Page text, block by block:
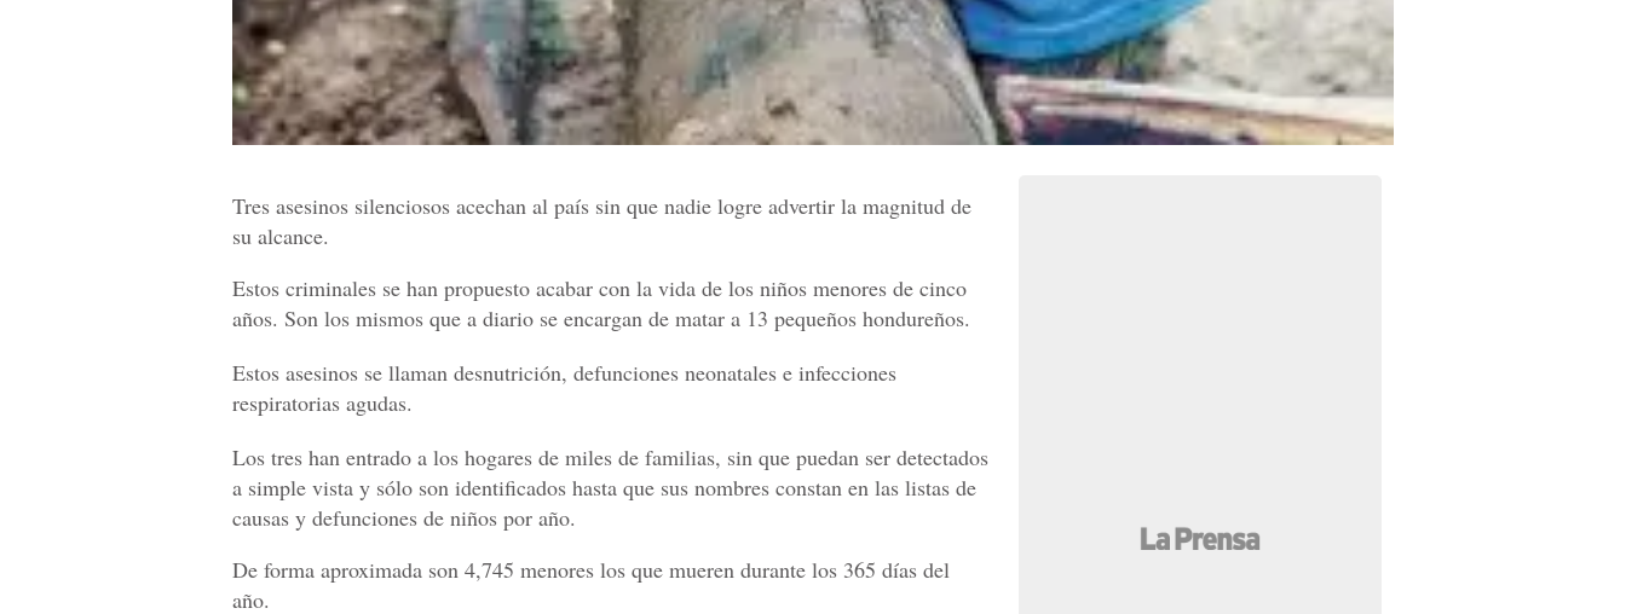
Tres asesinos silenciosos acechan al país sin que nadie logre advertir la magnitud de
su alcance.
Estos criminales se han propuesto acabar con la vida de los niños menores de cinco
años. Son los mismos que a diario se encargan de matar a 13 pequeños hondureños.
Estos asesinos se llaman desnutrición, defunciones neonatales e infecciones
respiratorias agudas.
Los tres han entrado a los hogares de miles de familias, sin que puedan ser detectados
a simple vista y sólo son identificados hasta que sus nombres constan en las listas de
causas y defunciones de niños por año.
De forma aproximada son 4,745 menores los que mueren durante los 365 días del
año.